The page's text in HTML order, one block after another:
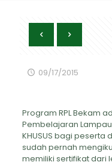
09/17/2015
Program RPL Bekam
Pembelajaran
KHUSUS bagi
sudah pernah
memiliki sertifikat dari